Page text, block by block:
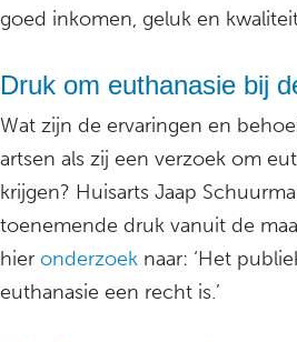
goed inkomen, geluk en
Druk om euthanasie bij
Wat zijn de ervaringen en
artsen als zij een verzoek om
krijgen? Huisarts Jaap
toenemende druk vanuit de
hier onderzoek naar: ‘Het
euthanasie een recht is.’